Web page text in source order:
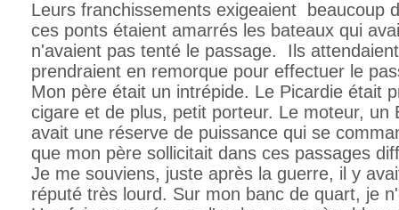
Leurs franchissements exigeaient beaucoup
ces ponts étaient amarrés les bateaux qui
n'avaient pas tenté le passage. Ils
prendraient en remorque pour effectuer le
Mon père était un intrépide. Le Picardie était
cigare et de plus, petit porteur. Le moteur, un
avait une réserve de puissance qui se
que mon père sollicitait dans ces passages
Je me souviens, juste après la guerre, il y
réputé très lourd. Sur mon banc de quart, je